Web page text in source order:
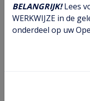
Achterlicht
BELANGRIJK!Lees
WERKWIJZE in de
onderdeel op uw